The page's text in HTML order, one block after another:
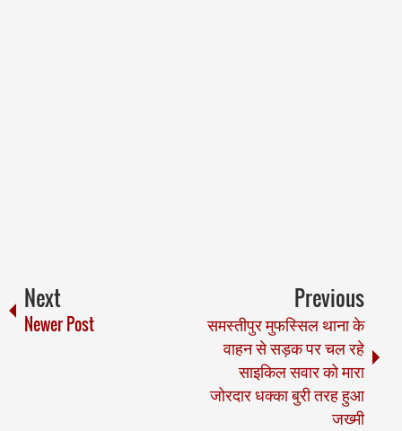
Next
Newer Post
Previous
समस्तीपुर मुफस्सिल थाना के
वाहन से सड़क पर चल रहे
साइकिल सवार को मारा
जोरदार धक्का बुरी तरह हुआ
जख्मी